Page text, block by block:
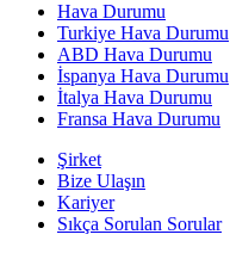
Hava Durumu
Turkiye Hava Durumu
ABD Hava Durumu
İspanya Hava Durumu
İtalya Hava Durumu
Fransa Hava Durumu
Şirket
Bize Ulaşın
Kariyer
Sıkça Sorulan Sorular